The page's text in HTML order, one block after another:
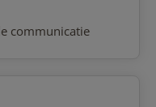
communicatie